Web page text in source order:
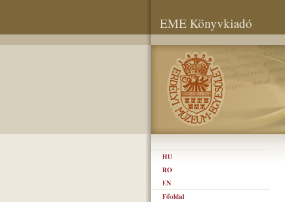
EME Könyvkiadó
HU
RO
EN
Főoldal